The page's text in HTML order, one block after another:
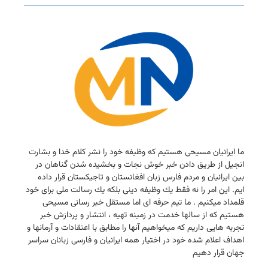
ما ایرانیان مسیحی هستیم كه وظیفه خود را نشر كلام خدا و بشارت
انجیل از طریق دادن خبر خوش نجات و بخشیده شدن گناهان در
بین ایرانیان و مردم فارس زبان افغانستان و تاجیكستان قرار داده
ایم. این امر را نه فقط یك وظیفه دینی بلكه یك رسالت ملی برای خود
قلمداد میكنیم . ما تیم حرفه ای اما مستقل خبر رسانی مسیحی
هستیم كه از سالها خدمت در زمینه تهیه ، انتشار و پردازش خبر
تجربه هایی داریم كه میخواهیم آنها را مطابق با اعتقادات و آرمانها و
اهداف اعلام شده خود در اختیار همه ایرانیان و فارسی زبانان سراسر
جهان قرار دهیم